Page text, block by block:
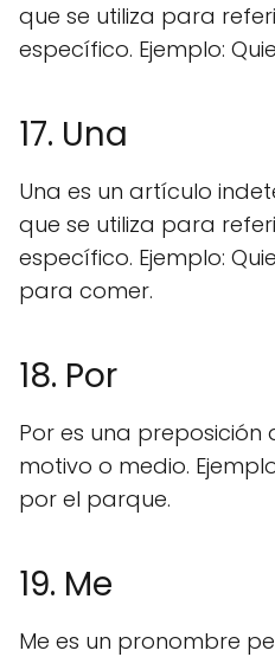
que se utiliza para
específico. Ejemplo:
17. Una
Una es un artículo
que se utiliza para
específico. Ejemplo:
para comer.
18. Por
Por es una preposición
motivo o medio.
por el parque.
19. Me
Me es un pronombre